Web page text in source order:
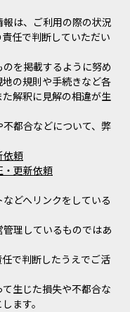
は、ご利用の際の状況
任で判断していただい
を掲載するように努め
の規則や手続きなど各
解釈に見解の相違が生
都合などについて、弊
依頼
・更新依頼
どへリンクをしている
理しているものではあ
で判断したうえでご活
生じた損失や不都合な
ます。